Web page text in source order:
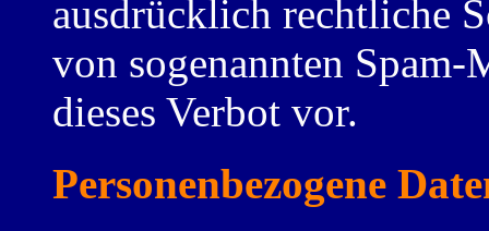
ausdrücklich rechtliche
von sogenannten Spam-
dieses Verbot vor.
Personenbezogene